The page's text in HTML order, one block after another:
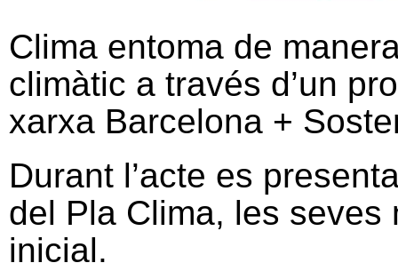
Clima entoma de
climàtic a través d’un
xarxa Barcelona +
Durant l’acte es
del Pla Clima, les
inicial.